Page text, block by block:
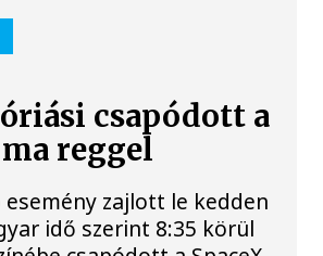
csapódott a
reggel
esemény zajlott le kedden
idő szerint 8:35 körül